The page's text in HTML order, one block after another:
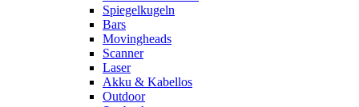
Spiegelkugeln
Bars
Movingheads
Scanner
Laser
Akku & Kabellos
Outdoor